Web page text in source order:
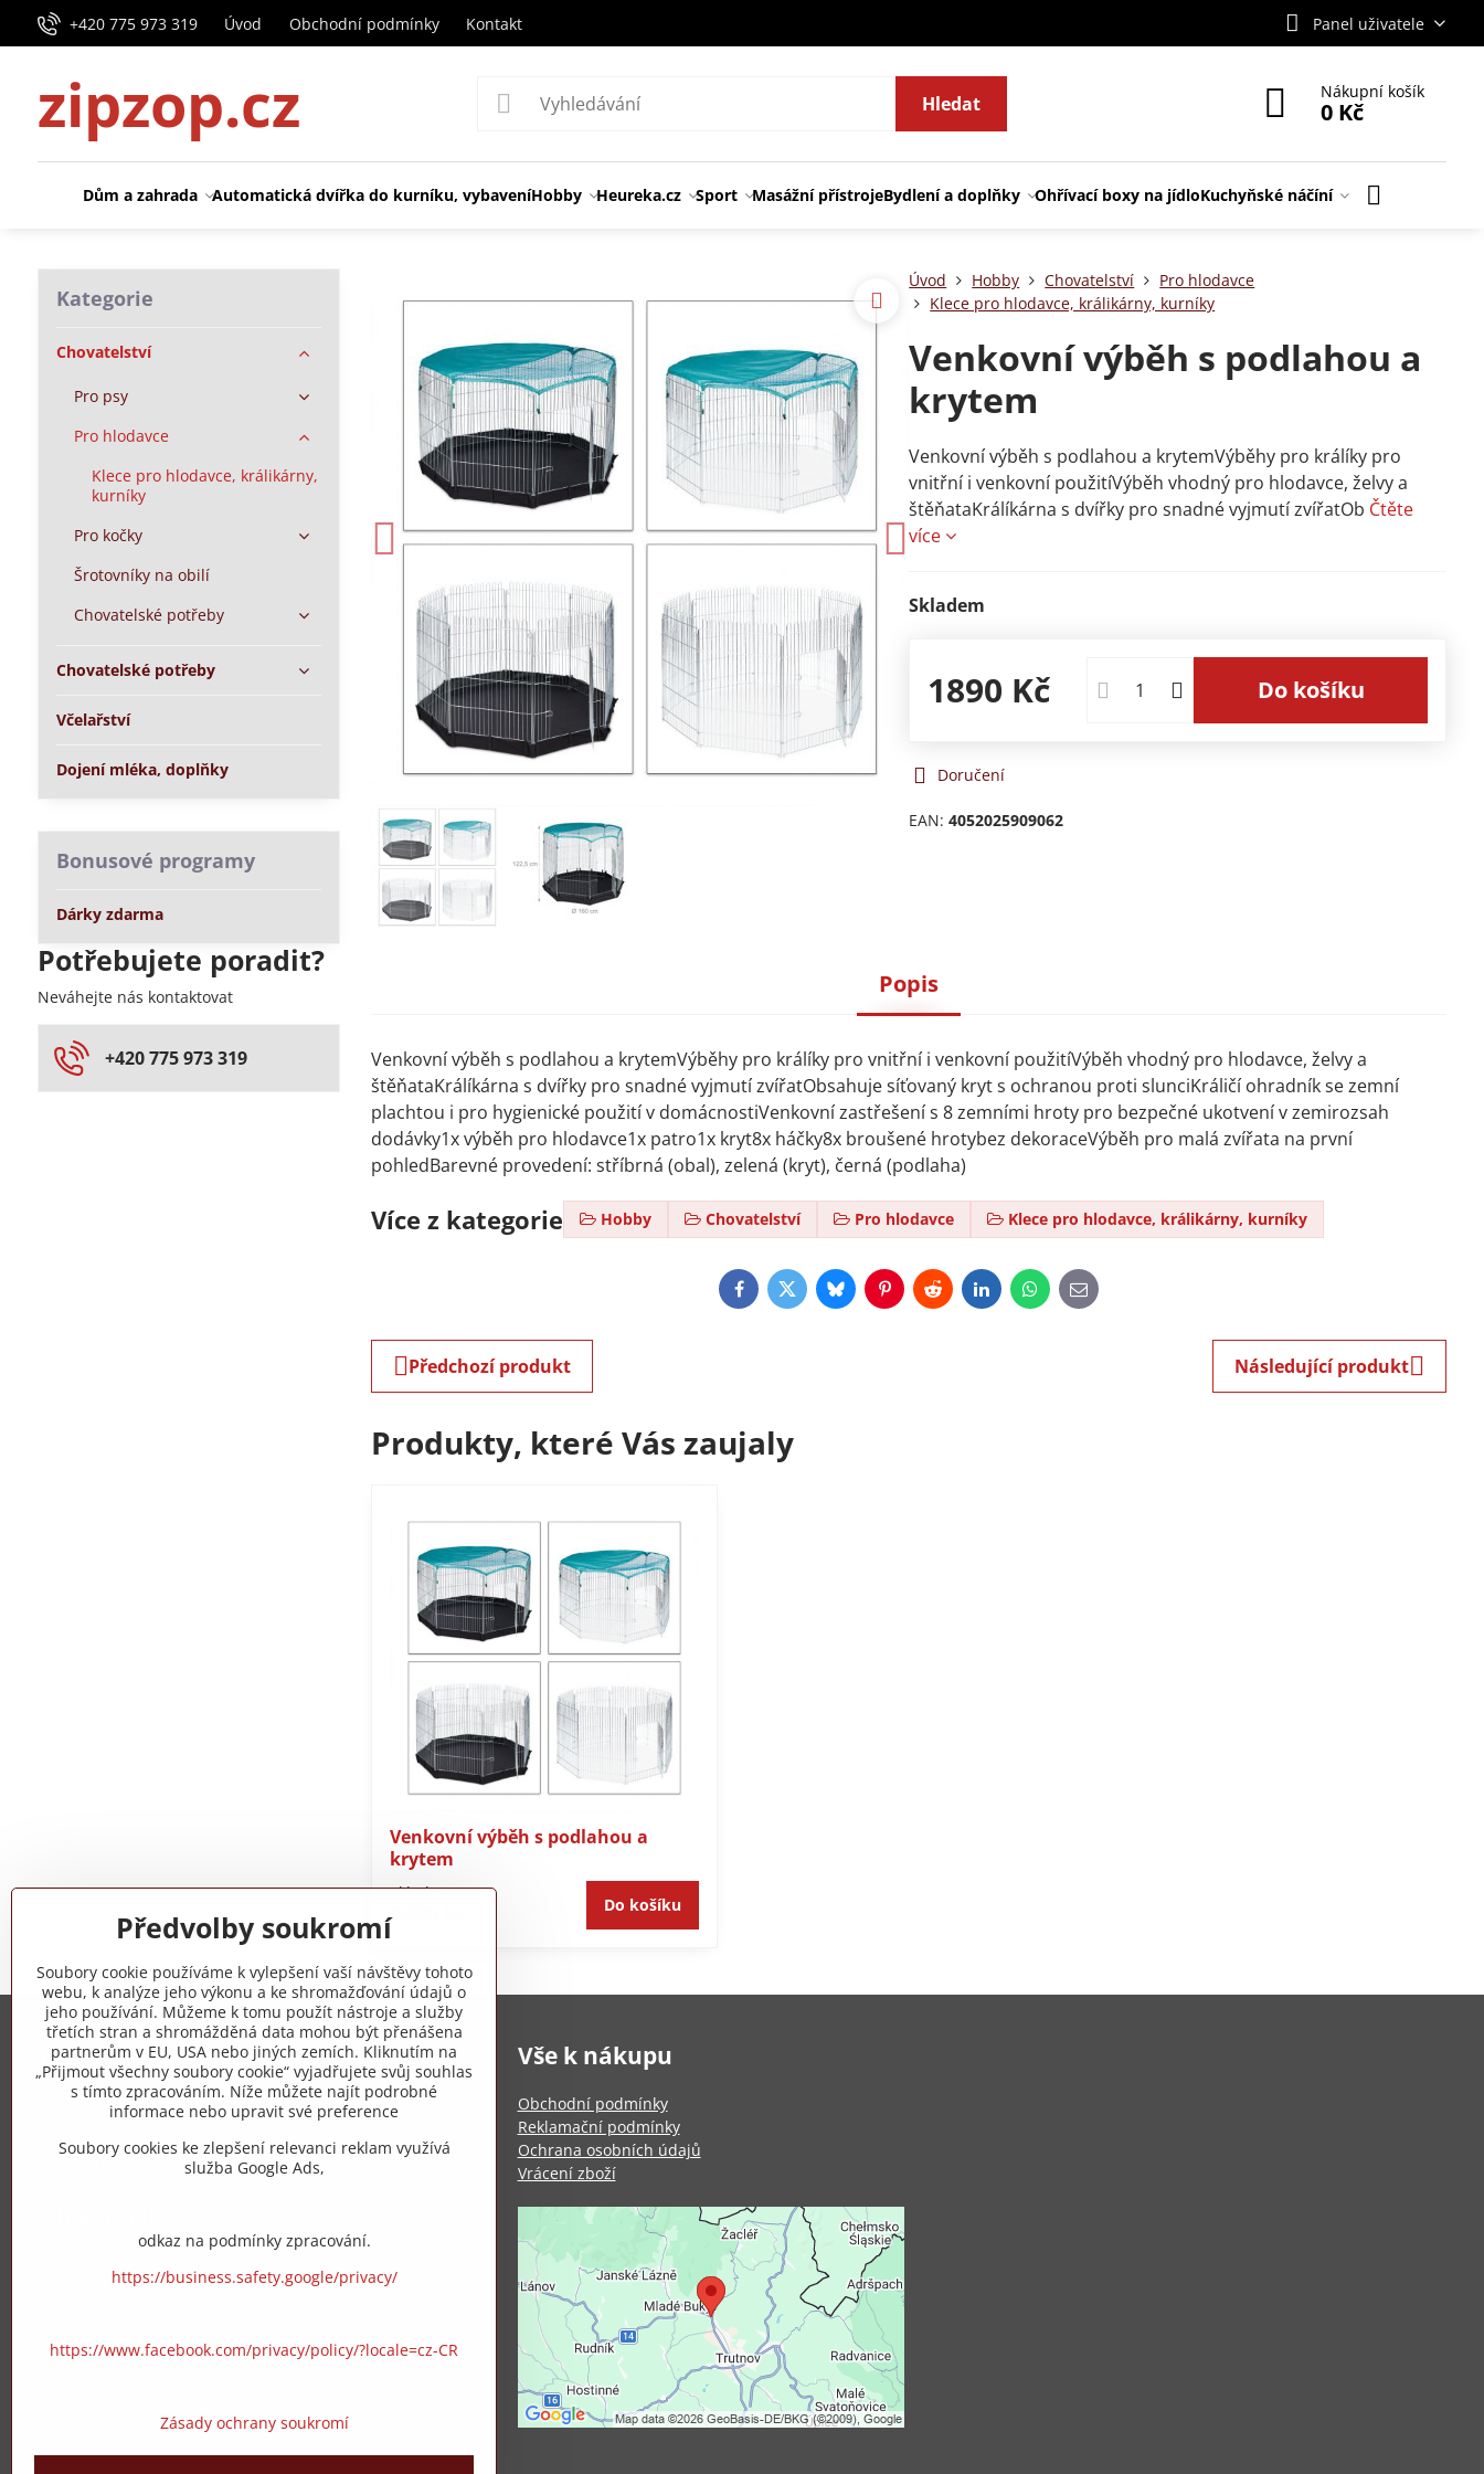
+420 775 973 319 Úvod Obchodní podmínky Kontakt Panel uživatele
zipzop.cz Hledat
Nákupní košík
0 Kč
Dům a zahrada Automatická dvířka do kurníku, vybaveníHobby Heureka.cz Sport Masážní přístrojeBydlení a doplňky Ohřívací boxy na jídloKuchyňské náčíní
Úvod Hobby Chovatelství
Pro hlodavce
Klece pro hlodavce, králikárny, kurníky
Venkovní výběh s podlahou a
krytem
Venkovní výběh s podlahou a krytemVýběhy pro králíky pro
vnitřní i venkovní použitíVýběh vhodný pro hlodavce, želvy a
štěňataKrálíkárna s dvířky pro snadné vyjmutí zvířatOb Čtěte
více
Skladem
1890 Kč Do košíku
Doručení
EAN:4052025909062
Popis
Venkovní výběh s podlahou a krytemVýběhy pro králíky pro vnitřní i venkovní použitíVýběh vhodný pro hlodavce, želvy a
štěňataKrálíkárna s dvířky pro snadné vyjmutí zvířatObsahuje síťovaný kryt s ochranou proti slunciKráličí ohradník se zemní
plachtou i pro hygienické použití v domácnostiVenkovní zastřešení s 8 zemními hroty pro bezpečné ukotvení v zemirozsah
dodávky1x výběh pro hlodavce1x patro1x kryt8x háčky8x broušené hrotybez dekoraceVýběh pro malá zvířata na první
pohledBarevné provedení: stříbrná (obal), zelená (kryt), černá (podlaha)
Více z kategorie Hobby Chovatelství Pro hlodavce Klece pro hlodavce, králikárny, kurníky
FacebookTwitterBlueskyPinterestRedditLinkedInWhatsApp
E-
mail
Předchozí produkt Následující produkt
Produkty, které Vás zaujaly
Venkovní výběh s podlahou a
krytem
Skladem
1890 Kč Do košíku
Kategorie
Chovatelství
Pro psy
Pro hlodavce
Klece pro hlodavce, králikárny,
kurníky
Pro kočky
Šrotovníky na obilí
Chovatelské potřeby
Chovatelské potřeby
Včelařství
Dojení mléka, doplňky
Bonusové programy
Dárky zdarma
Potřebujete poradit?
Neváhejte nás kontaktovat
+420 775 973 319
Trovita s.r.o.
+420 775 973 319
info​@zipzop​.cz
Vše k nákupu
Obchodní podmínky
Reklamační podmínky
Ochrana osobních údajů
Vrácení zboží
Předvolby soukromí
Soubory cookie používáme k vylepšení vaší návštěvy tohoto
webu, k analýze jeho výkonu a ke shromažďování údajů o
jeho používání. Můžeme k tomu použít nástroje a služby
třetích stran a shromážděná data mohou být přenášena
partnerům v EU, USA nebo jiných zemích. Kliknutím na
„Přijmout všechny soubory cookie“ vyjadřujete svůj souhlas
s tímto zpracováním. Níže můžete najít podrobné
informace nebo upravit své preference
Soubory cookies ke zlepšení relevanci reklam využívá
služba Google Ads,
odkaz na podmínky zpracování.
https://business.safety.google/privacy/
https://www.facebook.com/privacy/policy/?locale=cz-CR
Zásady ochrany soukromí